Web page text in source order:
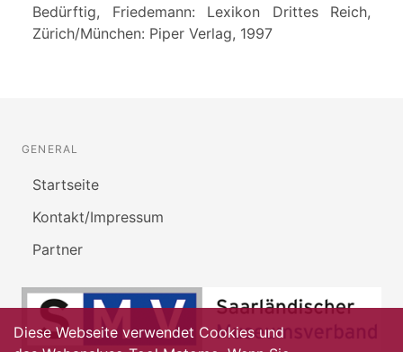
Bedürftig, Friedemann: Lexikon Drittes Reich,
Zürich/München: Piper Verlag, 1997
GENERAL
Startseite
Kontakt/Impressum
Partner
Diese Webseite verwendet Cookies und